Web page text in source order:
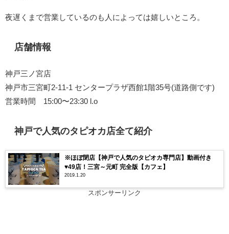
夜遅くまで営業しているのも人によっては嬉しいところ。
店舗情報
神戸三ノ宮店
神戸市三宮町2-11-1 センタープラザ西館1階35号(道路側です)
営業時間 15:00〜23:30 l.o
神戸で人気のタピオカ店全て紹介
※ほぼ閉店【神戸で人気のタピオカ専門店】動画付き
♥49店！三宮～元町 完全版【カフェ】
2019.1.20
スポンサーリンク